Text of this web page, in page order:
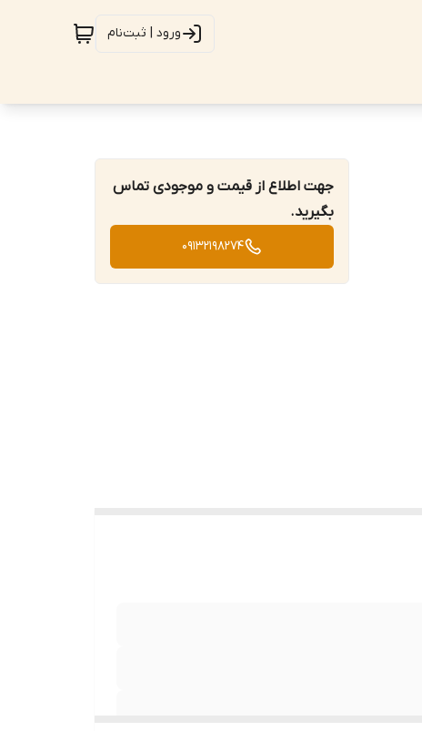
ورود | ثبت‌نام
جهت اطلاع از قیمت و موجودی تماس
بگیرید.
09132198274